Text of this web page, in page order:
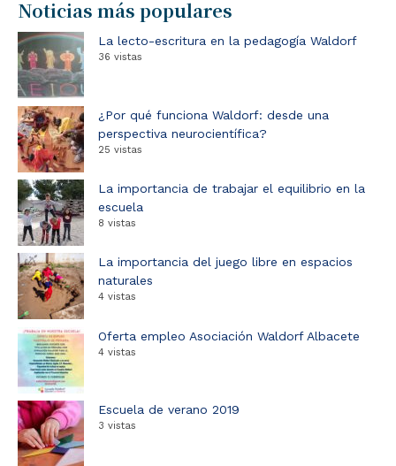
Noticias más populares
La lecto-escritura en la pedagogía Waldorf
36 vistas
¿Por qué funciona Waldorf: desde una
perspectiva neurocientífica?
25 vistas
La importancia de trabajar el equilibrio en la
escuela
8 vistas
La importancia del juego libre en espacios
naturales
4 vistas
Oferta empleo Asociación Waldorf Albacete
4 vistas
Escuela de verano 2019
3 vistas